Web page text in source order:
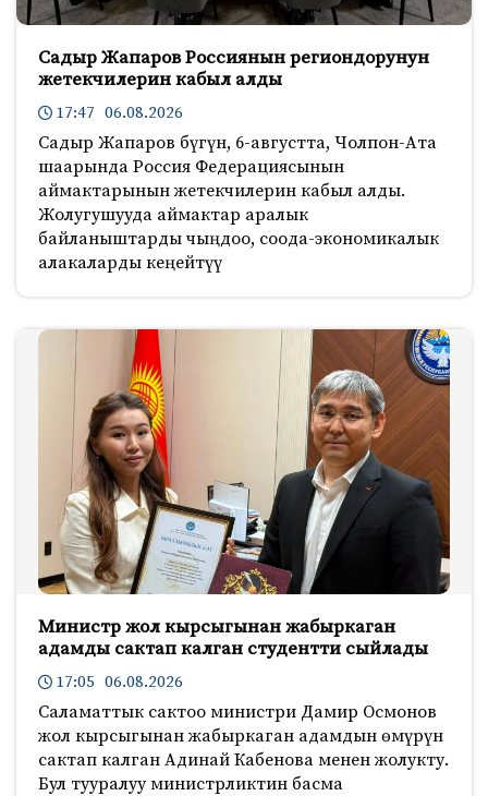
Садыр Жапаров Россиянын региондорунун
жетекчилерин кабыл алды
17:47 06.08.2026
Садыр Жапаров бүгүн, 6-августта, Чолпон-Ата
шаарында Россия Федерациясынын
аймактарынын жетекчилерин кабыл алды.
Жолугушууда аймактар аралык
байланыштарды чыңдоо, соода-экономикалык
алакаларды кеңейтүү
Министр жол кырсыгынан жабыркаган
адамды сактап калган студентти сыйлады
17:05 06.08.2026
Саламаттык сактоо министри Дамир Осмонов
жол кырсыгынан жабыркаган адамдын өмүрүн
сактап калган Адинай Кабенова менен жолукту.
Бул тууралуу министрликтин басма